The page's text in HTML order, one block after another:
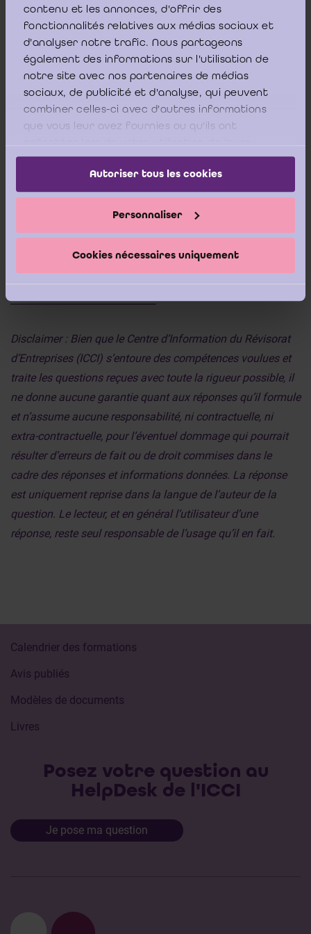
contenu et les annonces, d'offrir des
fonctionnalités relatives aux médias sociaux et
d'analyser notre trafic. Nous partageons
également des informations sur l'utilisation de
notre site avec nos partenaires de médias
sociaux, de publicité et d'analyse, qui peuvent
combiner celles-ci avec d'autres informations
que vous leur avez fournies ou qu'ils ont
services.
Autoriser tous les cookies
Personnaliser
Cookies nécessaires uniquement
[1] Cf. IAASB, Handbook of International Quality Control, auditing, Review,
Other Assurance, and Related Services Pronouncements, 2014 Edition
Volume II, ISAE 3402,
Volume II, ISAE 3402,
______________________________
Disclaimer : Bien que le Centre d’Information du Révisorat
d’Entreprises (ICCI) s’entoure des compétences voulues et
traite les questions reçues avec toute la rigueur possible, il
ne donne aucune garantie quant aux réponses qu’il formule
et n’assume aucune responsabilité, ni contractuelle, ni
extra-contractuelle, pour l’éventuel dommage qui pourrait
résulter d’erreurs de fait ou de droit commises dans le
cadre des réponses et informations données. La réponse
est uniquement reprise dans la langue de l’auteur de la
question. Le lecteur, et en général l’utilisateur d’une
réponse, reste seul responsable de l’usage qu’il en fait.
Calendrier des formations
Avis publiés
Modèles de documents
Livres
Posez votre question au
HelpDesk de l'ICCI
Je pose ma question